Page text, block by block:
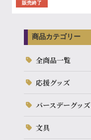
販売終了
商品カテゴリー
全商品一覧
応援グッズ
バースデーグッズ
文具